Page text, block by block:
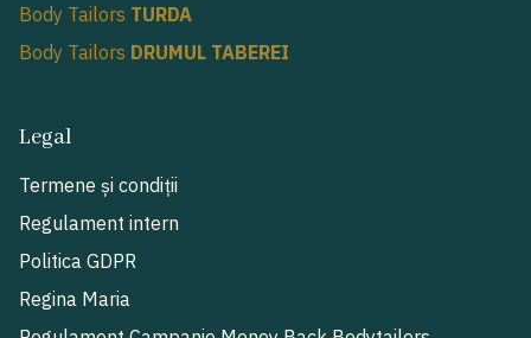
Body Tailors TURDA
Body Tailors DRUMUL TABEREI
Legal
Termene și condiții
Regulament intern
Politica GDPR
Regina Maria